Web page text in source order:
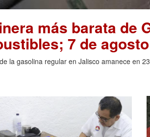
más barata de
7 de agosto
la gasolina regular en Jalisco amanece en